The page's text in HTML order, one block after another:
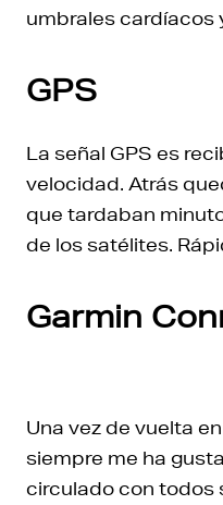
umbrales cardíacos
GPS
La señal GPS es
velocidad. Atrás
que tardaban
de los satélites.
Garmin
Una vez de vuelta
siempre me ha
circulado con todos